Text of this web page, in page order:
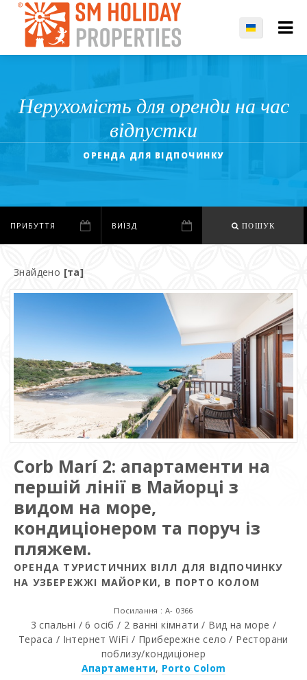
Нерухомість для оренди на час
відпустки
ОРЕНДА ДЛЯ ВІДПОЧИНКУ
ПОШУК
Знайдено [та]
Corb Marí 2: апартаменти на
першій лінії в Майорці з
видом на море,
кондиціонером та поруч із
пляжем.
ОРЕНДА ТУРИСТИЧНИХ ВІЛЛ ДЛЯ ВІДПОЧИНКУ
НА УЗБЕРЕЖЖІ МАЙОРКИ, В ПОРТО КОЛОМ
Посилання : A- 0366
3 спальні / 6 осіб / 2 ванні кімнати / Вид на море /
Тераса / Інтернет WiFi / Прибережне село / Ресторани
поблизу/кондиціонер
Апартаменти, Porto Colom